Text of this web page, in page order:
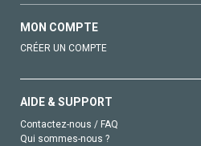
MON COMPTE
CRÉER UN COMPTE
AIDE & SUPPORT
Contactez-nous / FAQ
Qui sommes-nous ?